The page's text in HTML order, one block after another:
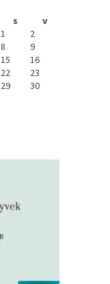
s
v
1
2
8
9
15
16
22
23
29
30